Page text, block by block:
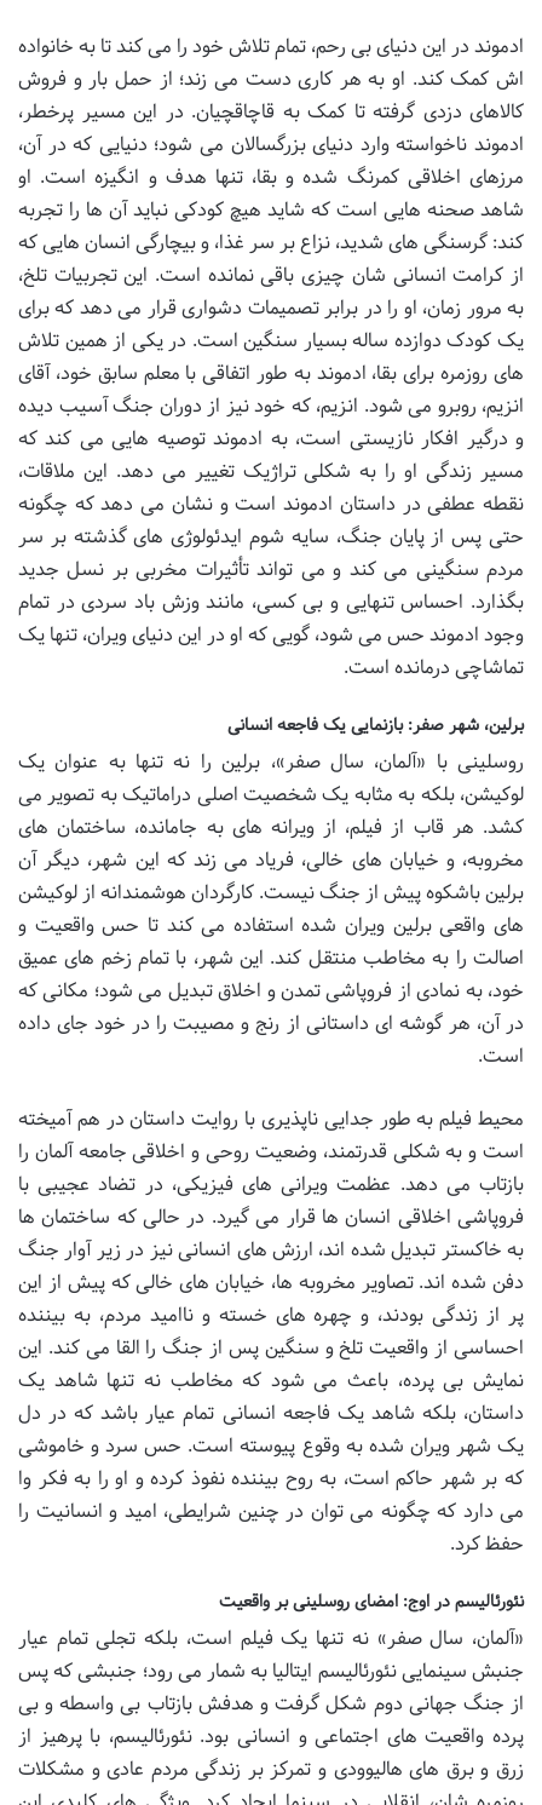
ادموند در این دنیای بی رحم، تمام تلاش خود را می کند تا به خانواده
اش کمک کند. او به هر کاری دست می زند؛ از حمل بار و فروش
کالاهای دزدی گرفته تا کمک به قاچاقچیان. در این مسیر پرخطر،
ادموند ناخواسته وارد دنیای بزرگسالان می شود؛ دنیایی که در آن،
مرزهای اخلاقی کمرنگ شده و بقا، تنها هدف و انگیزه است. او
شاهد صحنه هایی است که شاید هیچ کودکی نباید آن ها را تجربه
کند: گرسنگی های شدید، نزاع بر سر غذا، و بیچارگی انسان هایی که
از کرامت انسانی شان چیزی باقی نمانده است. این تجربیات تلخ،
به مرور زمان، او را در برابر تصمیمات دشواری قرار می دهد که برای
یک کودک دوازده ساله بسیار سنگین است. در یکی از همین تلاش
های روزمره برای بقا، ادموند به طور اتفاقی با معلم سابق خود، آقای
انزیم، روبرو می شود. انزیم، که خود نیز از دوران جنگ آسیب دیده
و درگیر افکار نازیستی است، به ادموند توصیه هایی می کند که
مسیر زندگی او را به شکلی تراژیک تغییر می دهد. این ملاقات،
نقطه عطفی در داستان ادموند است و نشان می دهد که چگونه
حتی پس از پایان جنگ، سایه شوم ایدئولوژی های گذشته بر سر
مردم سنگینی می کند و می تواند تأثیرات مخربی بر نسل جدید
بگذارد. احساس تنهایی و بی کسی، مانند وزش باد سردی در تمام
وجود ادموند حس می شود، گویی که او در این دنیای ویران، تنها یک
تماشاچی درمانده است.
برلین، شهر صفر: بازنمایی یک فاجعه انسانی
روسلینی با «آلمان، سال صفر»، برلین را نه تنها به عنوان یک
لوکیشن، بلکه به مثابه یک شخصیت اصلی دراماتیک به تصویر می
کشد. هر قاب از فیلم، از ویرانه های به جامانده، ساختمان های
مخروبه، و خیابان های خالی، فریاد می زند که این شهر، دیگر آن
برلین باشکوه پیش از جنگ نیست. کارگردان هوشمندانه از لوکیشن
های واقعی برلین ویران شده استفاده می کند تا حس واقعیت و
اصالت را به مخاطب منتقل کند. این شهر، با تمام زخم های عمیق
خود، به نمادی از فروپاشی تمدن و اخلاق تبدیل می شود؛ مکانی که
در آن، هر گوشه ای داستانی از رنج و مصیبت را در خود جای داده
است.
محیط فیلم به طور جدایی ناپذیری با روایت داستان در هم آمیخته
است و به شکلی قدرتمند، وضعیت روحی و اخلاقی جامعه آلمان را
بازتاب می دهد. عظمت ویرانی های فیزیکی، در تضاد عجیبی با
فروپاشی اخلاقی انسان ها قرار می گیرد. در حالی که ساختمان ها
به خاکستر تبدیل شده اند، ارزش های انسانی نیز در زیر آوار جنگ
دفن شده اند. تصاویر مخروبه ها، خیابان های خالی که پیش از این
پر از زندگی بودند، و چهره های خسته و ناامید مردم، به بیننده
احساسی از واقعیت تلخ و سنگین پس از جنگ را القا می کند. این
نمایش بی پرده، باعث می شود که مخاطب نه تنها شاهد یک
داستان، بلکه شاهد یک فاجعه انسانی تمام عیار باشد که در دل
یک شهر ویران شده به وقوع پیوسته است. حس سرد و خاموشی
که بر شهر حاکم است، به روح بیننده نفوذ کرده و او را به فکر وا
می دارد که چگونه می توان در چنین شرایطی، امید و انسانیت را
حفظ کرد.
نئورئالیسم در اوج: امضای روسلینی بر واقعیت
«آلمان، سال صفر» نه تنها یک فیلم است، بلکه تجلی تمام عیار
جنبش سینمایی نئورئالیسم ایتالیا به شمار می رود؛ جنبشی که پس
از جنگ جهانی دوم شکل گرفت و هدفش بازتاب بی واسطه و بی
پرده واقعیت های اجتماعی و انسانی بود. نئورئالیسم، با پرهیز از
زرق و برق های هالیوودی و تمرکز بر زندگی مردم عادی و مشکلات